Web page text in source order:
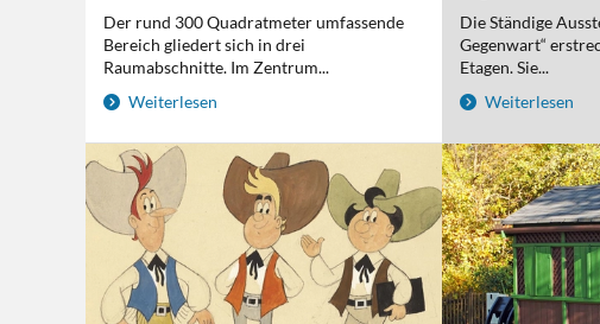
Der rund 300 Quadratmeter umfassende
Bereich gliedert sich in drei
Raumabschnitte. Im Zentrum...
Weiterlesen
Die Ständige
Gegenwart“
Etagen. Sie...
Weiterlesen